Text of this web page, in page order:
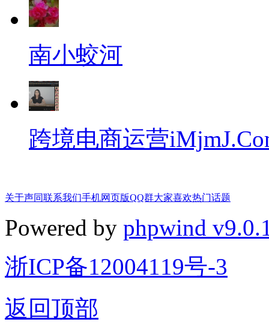
南小蛟河
跨境电商运营
关于声同联系我们手机网页版QQ群大家喜欢热门话题
Powered by phpwind
浙ICP备12004119号-3
返回顶部